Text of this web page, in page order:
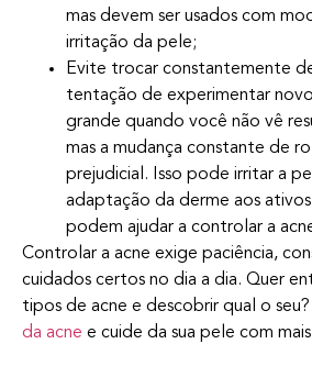
mas devem ser usados com
irritação da pele;
Evite trocar constantemente
tentação de experimentar
grande quando você não vê
mas a mudança constante de
prejudicial. Isso pode irritar a
adaptação da derme aos
podem ajudar a controlar a
Controlar a acne exige paciência,
cuidados certos no dia a dia. Quer
tipos de acne e descobrir qual o
da acne e cuide da sua pele com